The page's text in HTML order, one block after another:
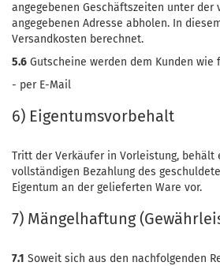
angegebenen Geschäftszeiten unter der
angegebenen Adresse abholen. In
Versandkosten berechnet.
5.6 Gutscheine werden dem Kunden
- per E-Mail
6) Eigentumsvorbehalt
Tritt der Verkäufer in Vorleistung, behält
vollständigen Bezahlung des
Eigentum an der gelieferten Ware vor.
7) Mängelhaftung
7.1 Soweit sich aus den nachfolgenden